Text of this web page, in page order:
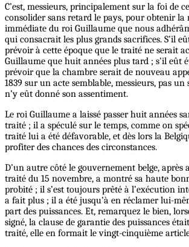
C’est, messieurs, principalement sur la foi de
consolider sans retard le pays, pour obtenir la
immédiate du roi Guillaume que nous
qui consacrait les plus grands sacrifices. S’il
prévoir à cette époque que le traité ne serait
Guillaume que huit années plus tard ; s’il eût
prévoir que la chambre serait de nouveau
1839 sur un acte semblable, messieurs, pas un
n’y eût donné son assentiment.
Le roi Guillaume a laissé passer huit années
traité ; il a spéculé sur le temps, comme on
traité lui a été défavorable, et dès lors la
profiter des chances des circonstances.
D’un autre côté le gouvernement belge, après
traité du 15 novembre, a montré sa haute
probité ; il s’est toujours prêté à l’exécution
a fait plus ; il a été jusqu’à en réclamer lui-
part des puissances. Et, remarquez le bien,
signé, la clause de garantie des puissances
traité, elle en formait le vingt-cinquième